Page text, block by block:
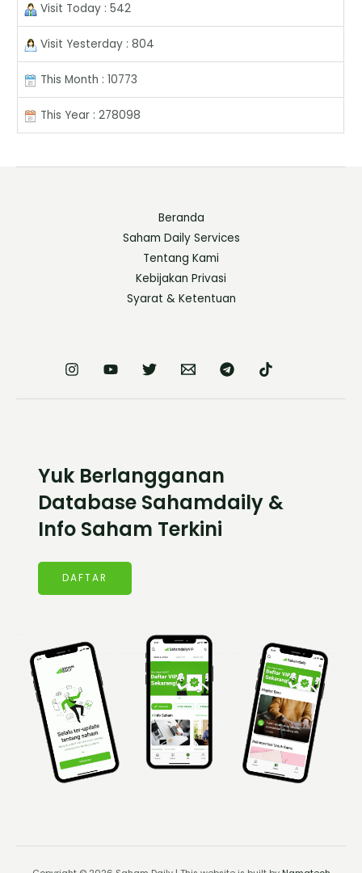
Visit Today : 542
Visit Yesterday : 804
This Month : 10773
This Year : 278098
Beranda
Saham Daily Services
Tentang Kami
Kebijakan Privasi
Syarat & Ketentuan
Yuk Berlangganan
Database Sahamdaily &
Info Saham Terkini
DAFTAR